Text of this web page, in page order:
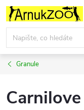
Přejít
obsah
Granule